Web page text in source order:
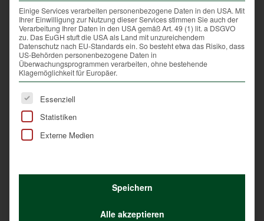
Sommer,Treiben
Eintrag teilen
Winterfütterung
Einige Services verarbeiten personenbezogene Daten in den USA. Mit
Ihrer Einwilligung zur Nutzung dieser Services stimmen Sie auch der
Verarbeitung Ihrer Daten in den USA gemäß Art. 49 (1) lit. a DSGVO
zu. Das EuGH stuft die USA als Land mit unzureichendem
Datenschutz nach EU-Standards ein. So besteht etwa das Risiko, dass
US-Behörden personenbezogene Daten in
Überwachungsprogrammen verarbeiten, ohne bestehende
Klagemöglichkeit für Europäer.
Es folgt eine Liste der Service-Gruppen, für die eine
Essenziell
Statistiken
Externe Medien
Speichern
Alle akzeptieren